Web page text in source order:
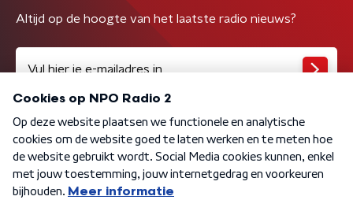
Altijd op de hoogte van het laatste radio nieuws?
Algemene voorwaarden